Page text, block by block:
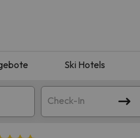
Ski Hotels
Check-In